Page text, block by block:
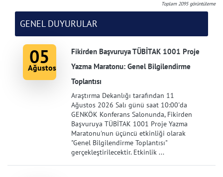
Toplam2095görüntüleme
GENEL DUYURULAR
05
Ağustos
Fikirden Başvuruya TÜBİTAK 1001 Proje
Yazma Maratonu: Genel Bilgilendirme
Toplantısı
Araştırma Dekanlığı tarafından 11
Ağustos 2026 Salı günü saat 10:00'da
GENKÖK Konferans Salonunda, Fikirden
Başvuruya TÜBİTAK 1001 Proje Yazma
Maratonu'nun üçüncü etkinliği olarak
"Genel Bilgilendirme Toplantısı"
gerçekleştirilecektir. Etkinlik ...